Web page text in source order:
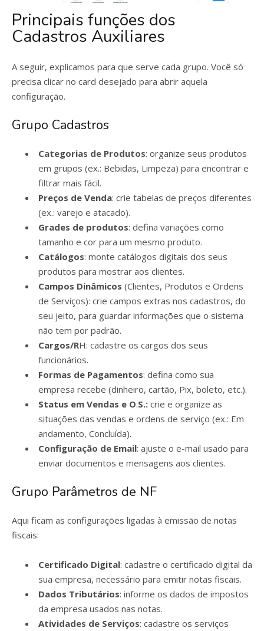
Principais funções dos
Cadastros Auxiliares
A seguir, explicamos para que serve cada grupo. Você só
precisa clicar no card desejado para abrir aquela
configuração.
Grupo Cadastros
Categorias de Produtos: organize seus produtos
em grupos (ex.: Bebidas, Limpeza) para encontrar e
filtrar mais fácil.
Preços de Venda: crie tabelas de preços diferentes
(ex.: varejo e atacado).
Grades de produtos: defina variações como
tamanho e cor para um mesmo produto.
Catálogos: monte catálogos digitais dos seus
produtos para mostrar aos clientes.
Campos Dinâmicos (Clientes, Produtos e Ordens
de Serviços): crie campos extras nos cadastros, do
seu jeito, para guardar informações que o sistema
não tem por padrão.
Cargos/RH: cadastre os cargos dos seus
funcionários.
Formas de Pagamentos: defina como sua
empresa recebe (dinheiro, cartão, Pix, boleto, etc.).
Status em Vendas e O.S.: crie e organize as
situações das vendas e ordens de serviço (ex.: Em
andamento, Concluída).
Configuração de Email: ajuste o e-mail usado para
enviar documentos e mensagens aos clientes.
Grupo Parâmetros de NF
Aqui ficam as configurações ligadas à emissão de notas
fiscais:
Certificado Digital: cadastre o certificado digital da
sua empresa, necessário para emitir notas fiscais.
Dados Tributários: informe os dados de impostos
da empresa usados nas notas.
Atividades de Serviços: cadastre os serviços